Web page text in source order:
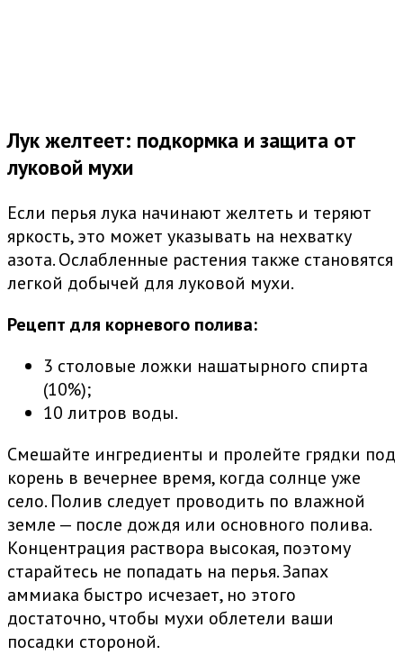
Лук желтеет: подкормка и защита от
луковой мухи
Если перья лука начинают желтеть и теряют
яркость, это может указывать на нехватку
азота. Ослабленные растения также становятся
легкой добычей для луковой мухи.
Рецепт для корневого полива:
3 столовые ложки нашатырного спирта
(10%);
10 литров воды.
Смешайте ингредиенты и пролейте грядки под
корень в вечернее время, когда солнце уже
село. Полив следует проводить по влажной
земле — после дождя или основного полива.
Концентрация раствора высокая, поэтому
старайтесь не попадать на перья. Запах
аммиака быстро исчезает, но этого
достаточно, чтобы мухи облетели ваши
посадки стороной.